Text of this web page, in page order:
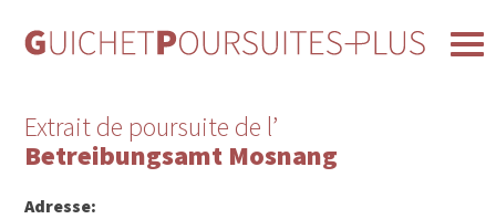
Extrait de poursuite de l’
Betreibungsamt Mosnang
Adresse: